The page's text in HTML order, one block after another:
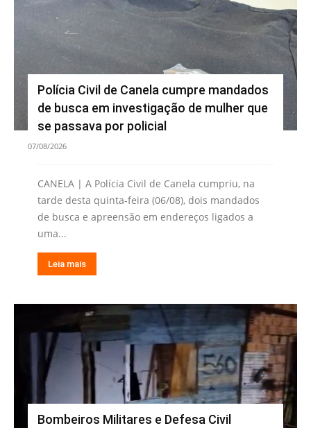
Polícia Civil de Canela cumpre mandados
de busca em investigação de mulher que
se passava por policial
07/08/2026
CANELA | A Polícia Civil de Canela cumpriu, na
tarde desta quinta-feira (06/08), dois mandados
de busca e apreensão em endereços ligados a
uma...
Leia mais
Bombeiros Militares e Defesa Civil